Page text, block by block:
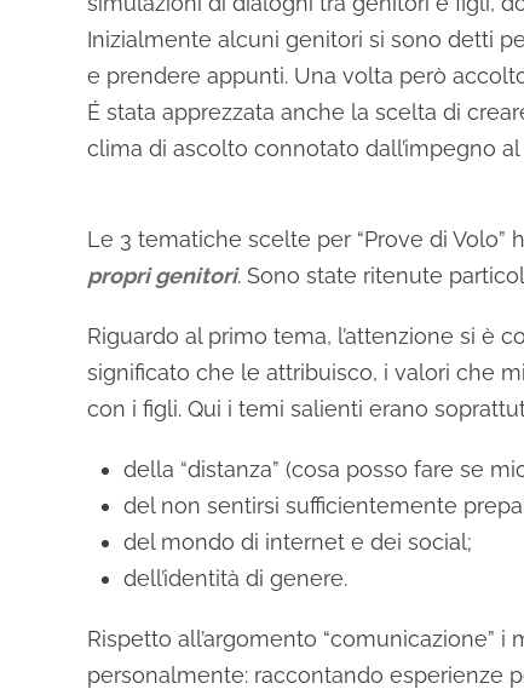
Inizialmente alcuni genitori si sono detti
e prendere appunti. Una volta però
É stata apprezzata anche la scelta di
clima di ascolto connotato dall’impegno
Le 3 tematiche scelte per “Prove di Volo”
propri genitori. Sono state ritenute
Riguardo al primo tema, l’attenzione si è
significato che le attribuisco, i valori che
con i figli. Qui i temi salienti erano
della “distanza” (cosa posso fare se
del non sentirsi sufficientemente
del mondo di internet e dei social;
dell’identità di genere.
Rispetto all’argomento
personalmente: raccontando esperienze